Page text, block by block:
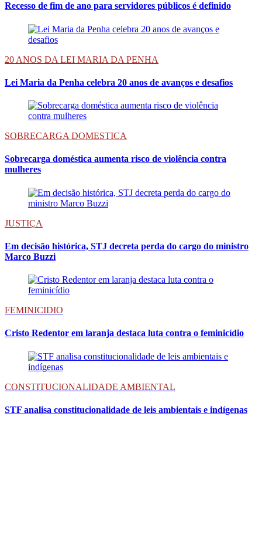
Recesso de fim de ano para servidores públicos é definido
20 ANOS DA LEI MARIA DA PENHA
Lei Maria da Penha celebra 20 anos de avanços e desafios
SOBRECARGA DOMESTICA
Sobrecarga doméstica aumenta risco de violência contra
mulheres
JUSTIÇA
Em decisão histórica, STJ decreta perda do cargo do ministro
Marco Buzzi
FEMINICIDIO
Cristo Redentor em laranja destaca luta contra o feminicídio
CONSTITUCIONALIDADE AMBIENTAL
STF analisa constitucionalidade de leis ambientais e indígenas